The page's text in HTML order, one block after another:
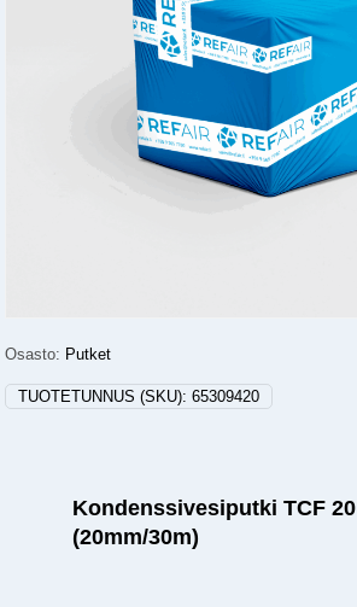
Osasto: Putket
TUOTETUNNUS (SKU):65309420
Kondenssivesiputki TCF 20
(20mm/30m)